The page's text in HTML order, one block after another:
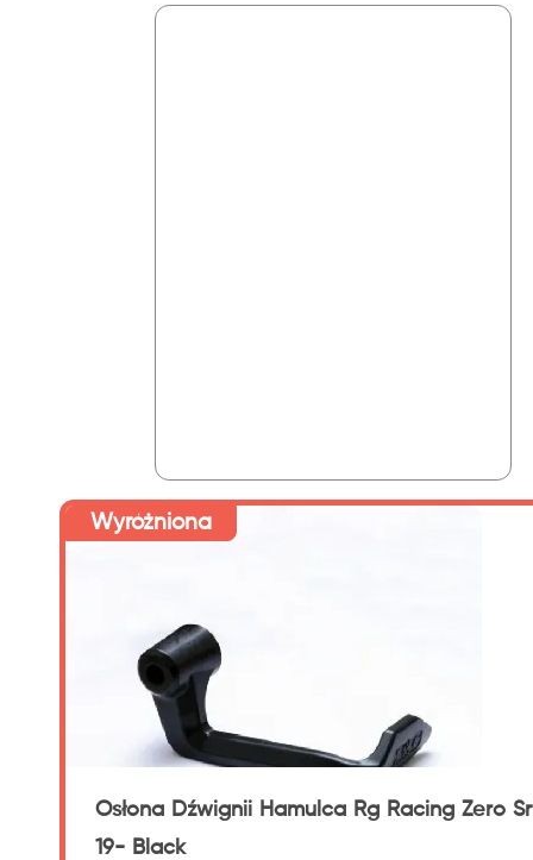
Wyróżniona
Osłona Dźwignii Hamulca Rg Racing Zero
19- Black